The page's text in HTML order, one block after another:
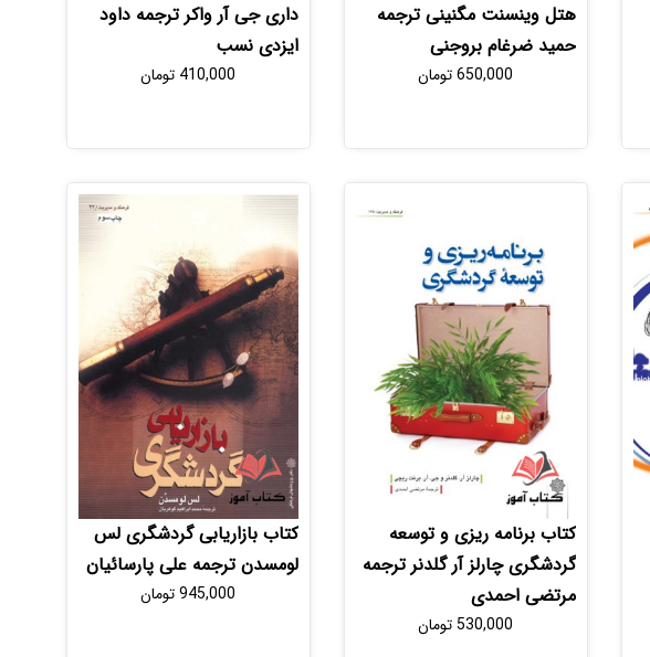
هتل وینسنت مگنینی ترجمه
حمید ضرغام بروجنی
650,000تومان
داری جی آر واکر ترجمه داود
ایزدی نسب
410,000 تومان
کتاب برنامه ریزی و توسعه
گردشگری چارلز آر گلدنر ترجمه
مرتضی احمدی
530,000تومان
کتاب بازاریابی گردشگری لس
لومسدن ترجمه علی پارسائیان
945,000 تومان